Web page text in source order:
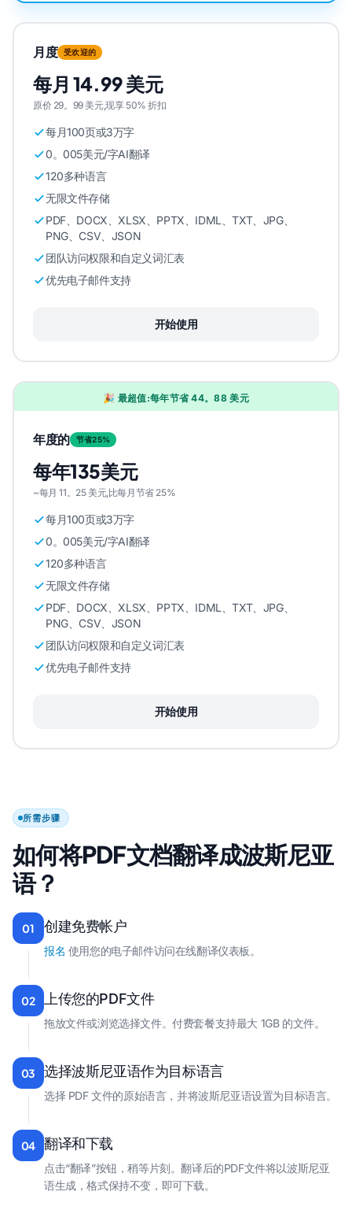
月度 受欢迎的
每月 14.99 美元
原价 29。99 美元,现享 50% 折扣
每月100页或3万字
0。005美元/字AI翻译
120多种语言
无限文件存储
PDF、DOCX、XLSX、PPTX、IDML、TXT、JPG、
PNG、CSV、JSON
团队访问权限和自定义词汇表
优先电子邮件支持
开始使用
🎉 最超值:每年节省 44。88 美元
年度的 节省25%
每年135美元
~每月 11。25 美元,比每月节省 25%
每月100页或3万字
0。005美元/字AI翻译
120多种语言
无限文件存储
PDF、DOCX、XLSX、PPTX、IDML、TXT、JPG、
PNG、CSV、JSON
团队访问权限和自定义词汇表
优先电子邮件支持
开始使用
所需步骤
如何将PDF文档翻译成波斯尼亚
语？
01 创建免费帐户
报名 使用您的电子邮件访问在线翻译仪表板。
02 上传您的PDF文件
拖放文件或浏览选择文件。付费套餐支持最大 1GB 的文件。
03 选择波斯尼亚语作为目标语言
选择 PDF 文件的原始语言，并将波斯尼亚语设置为目标语言。
04 翻译和下载
点击“翻译”按钮，稍等片刻。翻译后的PDF文件将以波斯尼亚
语生成，格式保持不变，即可下载。